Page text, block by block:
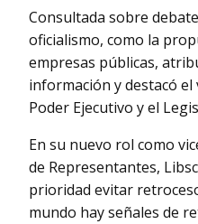
Consultada sobre
oficialismo, como la
empresas públicas,
información y destacó
Poder Ejecutivo y el
En su nuevo rol como
de Representantes,
prioridad evitar
mundo hay señales de